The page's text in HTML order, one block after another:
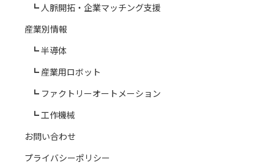
人脈開拓・企業マッチング支援
産業別情報
半導体
産業用ロボット
ファクトリーオートメーション
工作機械
お問い合わせ
プライバシーポリシー